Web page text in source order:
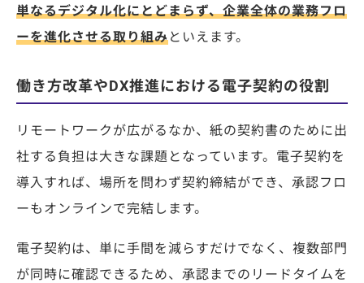
単なるデジタル化にとどまらず、企業全体の業務フロ
ーを進化させる取り組みといえます。
働き方改革やDX推進における電子契約の役割
リモートワークが広がるなか、紙の契約書のために出
社する負担は大きな課題となっています。電子契約を
導入すれば、場所を問わず契約締結ができ、承認フロ
ーもオンラインで完結します。
電子契約は、単に手間を減らすだけでなく、複数部門
が同時に確認できるため、承認までのリードタイムを